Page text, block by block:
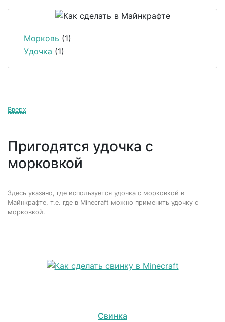
Морковь (1)
Удочка (1)
Вверх
Пригодятся удочка с
морковкой
Здесь указано, где используется удочка с морковкой в
Майнкрафте, т.е. где в Minecraft можно применить удочку с
морковкой.
Свинка